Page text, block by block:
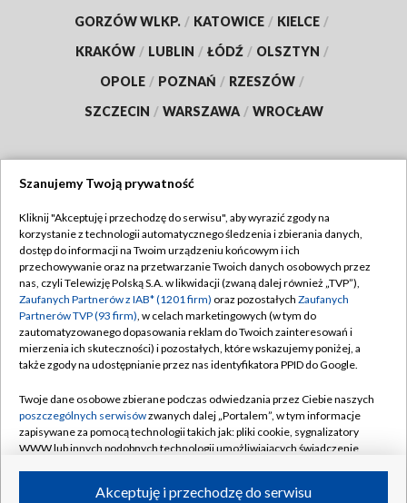
GORZÓW WLKP. / KATOWICE / KIELCE /
KRAKÓW / LUBLIN / ŁÓDŹ / OLSZTYN /
OPOLE / POZNAŃ / RZESZÓW /
SZCZECIN / WARSZAWA / WROCŁAW
TVP
Abonament TVP
Emisja w TVP
Centrum informacji TVP
Naziemna Telewizja Cyfrowa
Rada Programowa
System NOS
Informacje o nadawcy
Regulamin TVP
Polityka prywatności
Moje zgody
Pomoc
Kontakt
Kanały
Szanujemy Twoją prywatność
Kliknij "Akceptuję i przechodzę do serwisu", aby wyrazić zgody na
korzystanie z technologii automatycznego śledzenia i zbierania danych,
dostęp do informacji na Twoim urządzeniu końcowym i ich
przechowywanie oraz na przetwarzanie Twoich danych osobowych przez
nas, czyli Telewizję Polską S.A. w likwidacji (zwaną dalej również „TVP”),
Zaufanych Partnerów z IAB* (1201 firm) oraz pozostałych Zaufanych
Partnerów TVP (93 firm), w celach marketingowych (w tym do
zautomatyzowanego dopasowania reklam do Twoich zainteresowań i
mierzenia ich skuteczności) i pozostałych, które wskazujemy poniżej, a
także zgody na udostępnianie przez nas identyfikatora PPID do Google.
Twoje dane osobowe zbierane podczas odwiedzania przez Ciebie naszych
poszczególnych serwisówzwanych dalej „Portalem”, w tym informacje
zapisywane za pomocą technologii takich jak: pliki cookie, sygnalizatory
WWW lub innych podobnych technologii umożliwiających świadczenie
ruchu w Internecie.Akceptuję i przechodzę do serwisu